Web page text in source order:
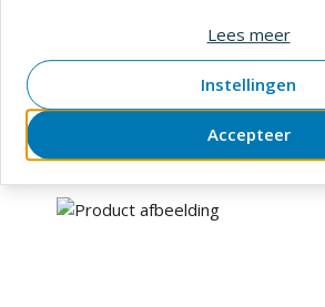
Gasbetonplug fischer gb 8
SKU Verpakt perdoos
Accepteer
Instellingen
Lees meer